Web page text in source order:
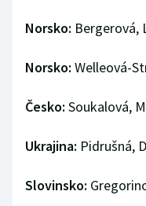
Veslování
Vodní slalom
Volejbal
Ostatní
Norsko: Bergerová,
Norsko: Welleová-
Česko: Soukalová,
Ukrajina: Pidrušná,
Slovinsko: